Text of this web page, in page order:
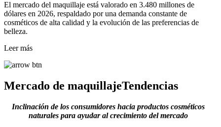
El mercado del maquillaje está valorado en 3.480 millones de
dólares en 2026, respaldado por una demanda constante de
cosméticos de alta calidad y la evolución de las preferencias de
belleza.
Leer más
Mercado de maquillajeTendencias
Inclinación de los consumidores hacia productos cosméticos
naturales para ayudar al crecimiento del mercado